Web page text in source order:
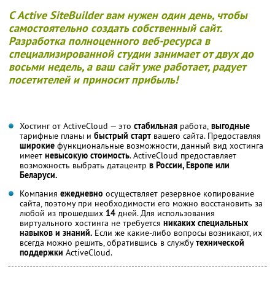
СActive SiteBuilderвам нужен один день, чтобы
самостоятельно создатьсобственныйсайт.
Разработка полноценного веб-ресурса в
специализированной студии занимает от двух до
восьми недель, а ваш сайт уже работает, радует
посетителей и приносит прибыль!
Хостинг от ActiveCloud — это стабильная работа, выгодные
тарифные планы и быстрый старт вашего сайта. Предоставляя
широкие функциональные возможности, данный вид хостинга
имеет невысокую стоимость. ActiveCloud предоставляет
возможность выбрать датацентр в России, Европе или
Беларуси.
Компания ежедневно осуществляет резервное копирование
сайта, поэтому при необходимости его можно восстановить за
любой из прошедших 14 дней. Для использования
виртуального хостинга не требуется никаких специальных
навыков и знаний. Если же какие-либо вопросы возникают, их
всегда можно решить, обратившись в службутехнической
поддержки ActiveCloud.